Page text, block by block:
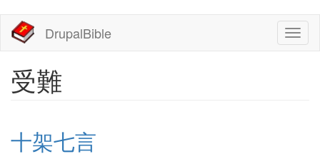
主
DrupalBible
受難
十架七言